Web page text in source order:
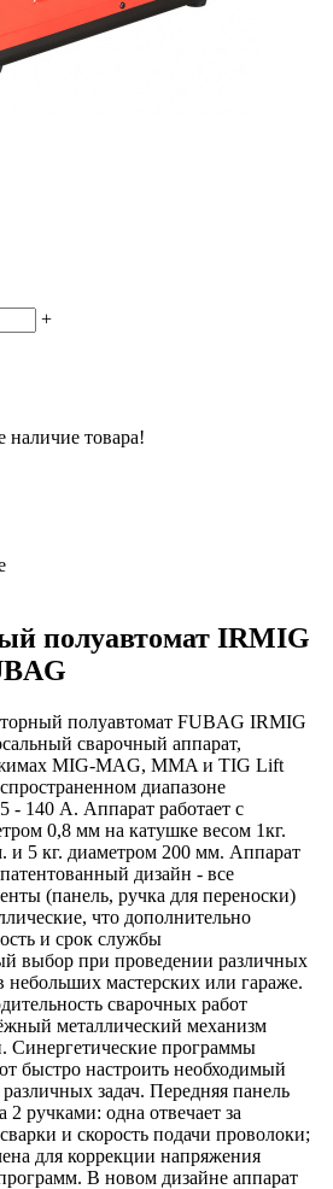
+
наличие товара!
полуавтомат IRMIG
полуавтомат FUBAG IRMIG
сварочный аппарат,
MIG-MAG, MMA и TIG Lift
диапазоне
- 140 А. Аппарат работает с
0,8 мм на катушке весом 1кг.
и 5 кг. диаметром 200 мм. Аппарат
дизайн - все
(панель, ручка для переноски)
что дополнительно
и срок службы
выбор при проведении различных
небольших мастерских или гараже.
сварочных работ
металлический механизм
Синергетические программы
быстро настроить необходимый
задач. Передняя панель
2 ручками: одна отвечает за
и скорость подачи проволоки;
для коррекции напряжения
В новом дизайне аппарат